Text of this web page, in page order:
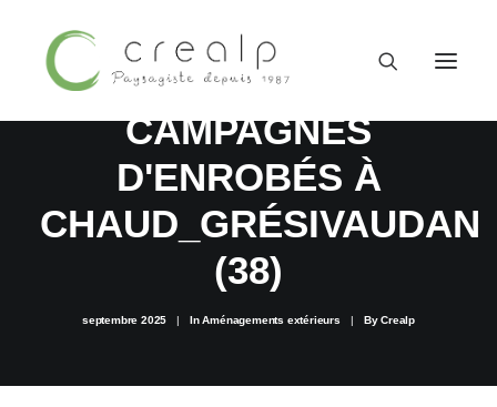
REPRISE DES
CAMPAGNES
D'ENROBÉS À
CHAUD_GRÉSIVAUDAN
(38)
septembre 2025 | InAménagements extérieurs | ByCrealp